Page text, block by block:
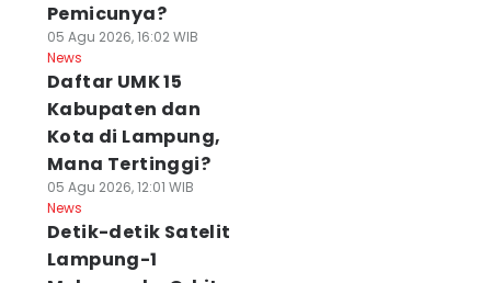
Pemicunya?
05 Agu 2026, 16:02 WIB
News
Daftar UMK 15
Kabupaten dan
Kota di Lampung,
Mana Tertinggi?
05 Agu 2026, 12:01 WIB
News
Detik-detik Satelit
Lampung-1